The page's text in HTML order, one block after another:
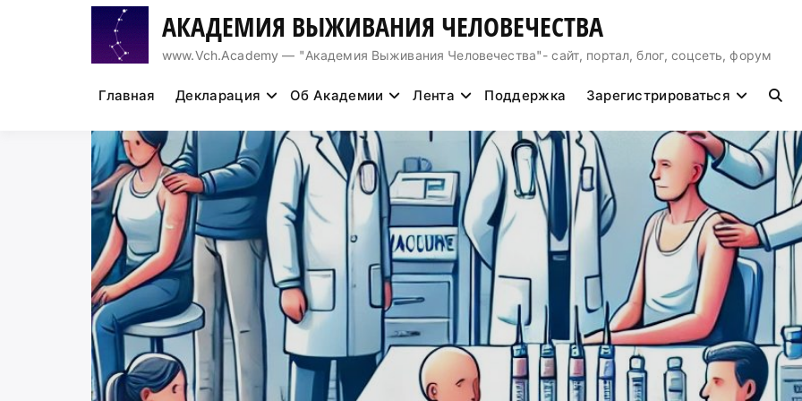
АКАДЕМИЯ ВЫЖИВАНИЯ ЧЕЛОВЕЧЕСТВА
www.Vch.Academy — "Академия Выживания Человечества"- сайт, портал, блог, соцсеть, форум
Главная Декларация Об Академии Лента Поддержка Зарегистрироваться